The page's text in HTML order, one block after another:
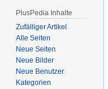
PlusPedia Inhalte
Zufälliger Artikel
Alle Seiten
Neue Seiten
Neue Bilder
Neue Benutzer
Kategorien